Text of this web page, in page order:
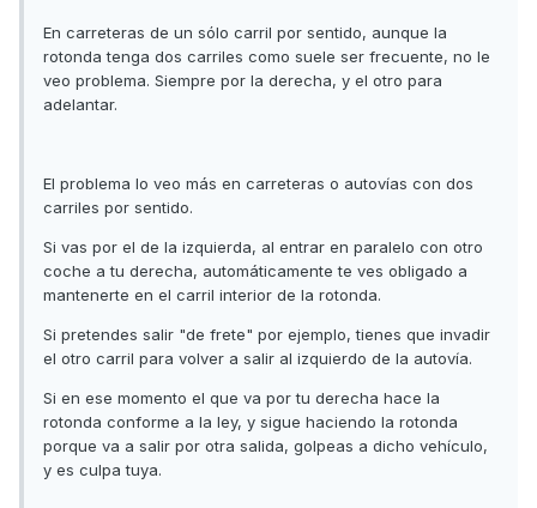
En carreteras de un sólo carril por sentido, aunque la
rotonda tenga dos carriles como suele ser frecuente, no le
veo problema. Siempre por la derecha, y el otro para
adelantar.
El problema lo veo más en carreteras o autovías con dos
carriles por sentido.
Si vas por el de la izquierda, al entrar en paralelo con otro
coche a tu derecha, automáticamente te ves obligado a
mantenerte en el carril interior de la rotonda.
Si pretendes salir "de frete" por ejemplo, tienes que invadir
el otro carril para volver a salir al izquierdo de la autovía.
Si en ese momento el que va por tu derecha hace la
rotonda conforme a la ley, y sigue haciendo la rotonda
porque va a salir por otra salida, golpeas a dicho vehículo,
y es culpa tuya.